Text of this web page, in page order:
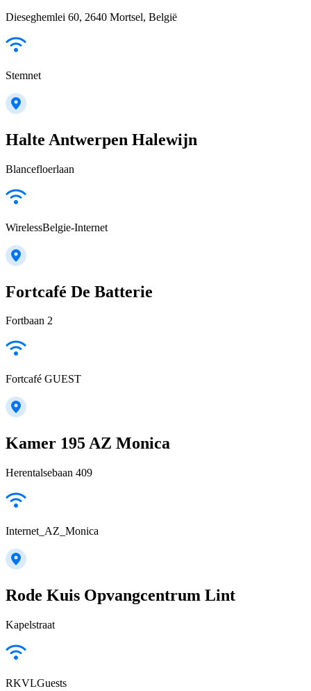
Dieseghemlei 60, 2640 Mortsel, België
Stemnet
Halte Antwerpen Halewijn
Blancefloerlaan
WirelessBelgie-Internet
Fortcafé De Batterie
Fortbaan 2
Fortcafé GUEST
Kamer 195 AZ Monica
Herentalsebaan 409
Internet_AZ_Monica
Rode Kuis Opvangcentrum Lint
Kapelstraat
RKVLGuests